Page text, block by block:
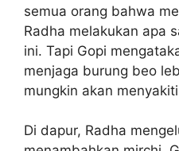
semua orang bahwa
Radha melakukan apa
ini. Tapi Gopi
menjaga burung beo
mungkin akan
Di dapur, Radha